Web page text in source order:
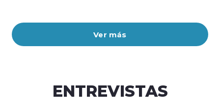
Ver más
ENTREVISTAS